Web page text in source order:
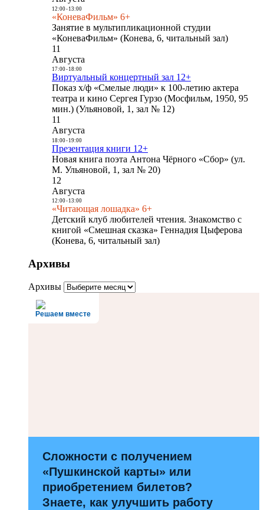
12:00- 13:00
«КоневаФильм» 6+
Занятие в мультипликационной студии
«КоневаФильм» (Конева, 6, читальный зал)
11
Августа
17:00- 18:00
Виртуальный концертный зал 12+
Показ х/ф «Смелые люди» к 100-летию актера
театра и кино Сергея Гурзо (Мосфильм, 1950, 95
мин.) (Ульяновой, 1, зал № 12)
11
Августа
18:00- 19:00
Презентация книги 12+
Новая книга поэта Антона Чёрного «Сбор» (ул.
М. Ульяновой, 1, зал № 20)
12
Августа
12:00- 13:00
«Читающая лошадка» 6+
Детский клуб любителей чтения. Знакомство с
книгой «Смешная сказка» Геннадия Цыферова
(Конева, 6, читальный зал)
Архивы
Архивы
Решаем вместе
Сложности с получением
«Пушкинской карты» или
приобретением билетов?
Знаете, как улучшить работу